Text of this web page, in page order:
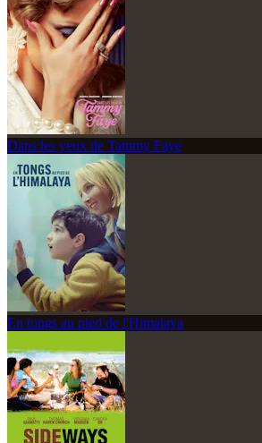
Dans les yeux de Tammy Faye
En tongs au pied de l'Himalaya